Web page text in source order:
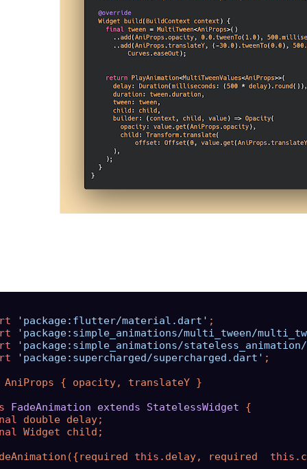
'package:flutter/material.dart'
'package:simple_animations/multi_tween/
'package:simple_animations/
'package:supercharged/supercharged.dart' ;
{ opacity, translateY }
FadeAnimation extends StatelessWidget {
double delay;
Widget child;
this .delay, required this